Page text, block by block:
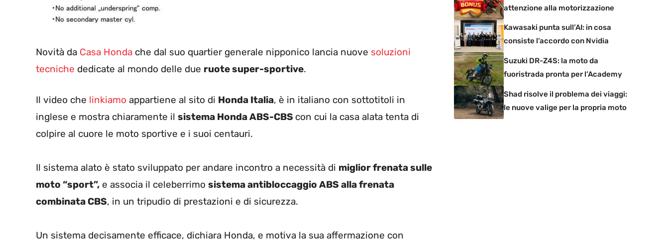
Novità da Casa Honda che dal suo quartier generale nipponico lancia nuove soluzioni
tecniche dedicate al mondo delle due ruote super-sportive.
Il video che linkiamo appartiene al sito di Honda Italia, è in italiano con sottotitoli in
inglese e mostra chiaramente il sistema Honda ABS-CBS con cui la casa alata tenta di
colpire al cuore le moto sportive e i suoi centauri.
Il sistema alato è stato sviluppato per andare incontro a necessità di miglior frenata sulle
moto “sport”, e associa il celeberrimo sistema antibloccaggio ABS alla frenata
combinata CBS, in un tripudio di prestazioni e di sicurezza.
Un sistema decisamente efficace, dichiara Honda, e motiva la sua affermazione con
attenzione alla motorizzazione
Kawasaki punta sull’AI: in cosa
consiste l’accordo con Nvidia
Suzuki DR-Z4S: la moto da
fuoristrada pronta per l’Academy
Shad risolve il problema dei viaggi:
le nuove valige per la propria moto